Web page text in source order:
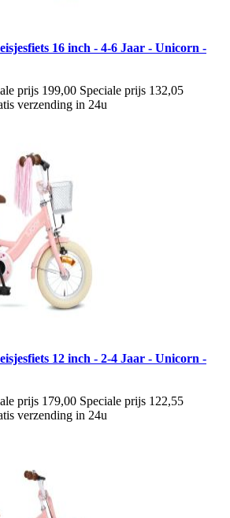
16 inch - 4-6 Jaar - Unicorn -
prijs 199,00 Speciale prijs 132,05
verzending in 24u
12 inch - 2-4 Jaar - Unicorn -
prijs 179,00 Speciale prijs 122,55
verzending in 24u